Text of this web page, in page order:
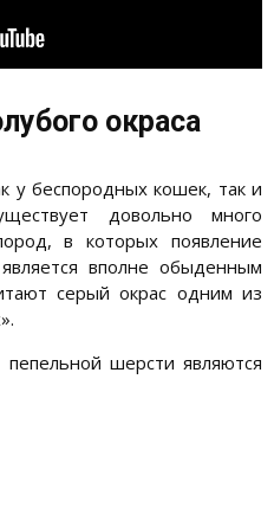
окраса
у беспородных кошек, так и
довольно много
в которых появление
вполне обыденным
серый окрас одним из
шерсти являются